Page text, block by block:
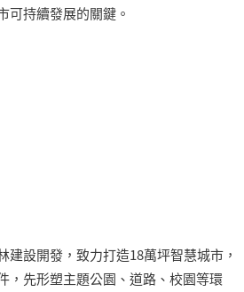
可持續發展的關鍵。
設開發，致力打造18萬坪智慧城市，
，先形塑主題公園、道路、校園等環